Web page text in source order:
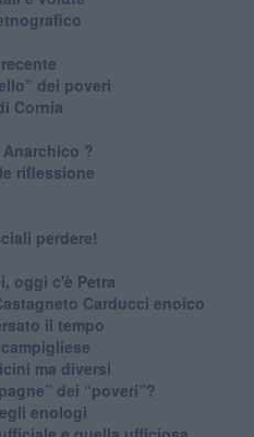
dei poveri
Cornia
?
riflessione
perdere!
oggi c'è Petra
Carducci enoico
il tempo
ma diversi
dei “poveri”?
enologi